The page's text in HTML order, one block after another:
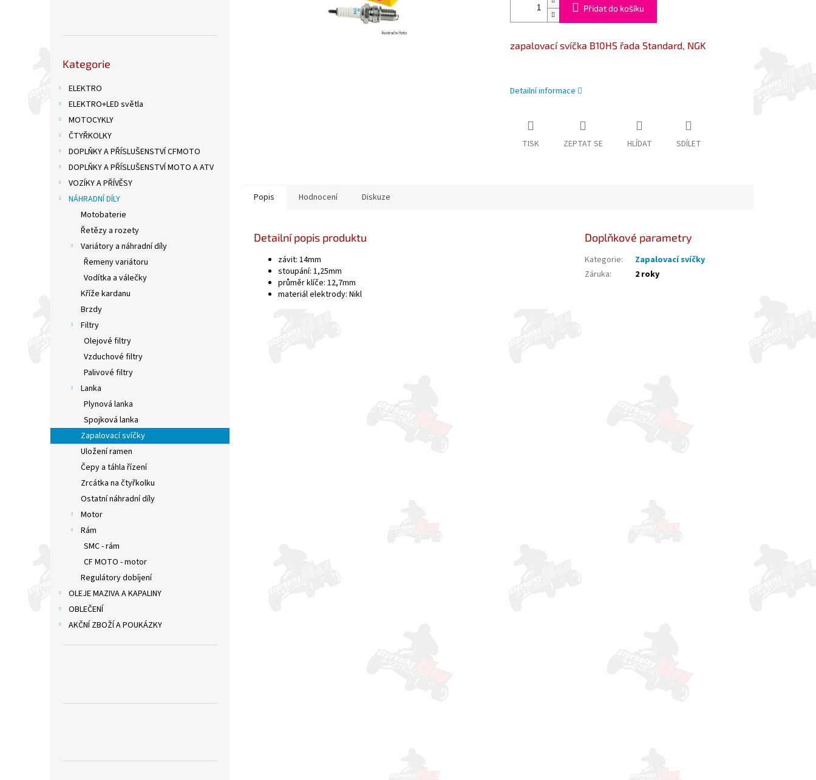
kategorie
Kategorie
ELEKTRO
ELEKTRO+LED světla
MOTOCYKLY
ČTYŘKOLKY
DOPLŇKY A PŘÍSLUŠENSTVÍ CFMOTO
DOPLŇKY A PŘÍSLUŠENSTVÍ MOTO A ATV
VOZÍKY A PŘÍVĚSY
NÁHRADNÍ DÍLY
Motobaterie
Řetězy a rozety
Variátory a náhradní díly
Řemeny variátoru
Vodítka a válečky
Kříže kardanu
Brzdy
Filtry
Olejové filtry
Vzduchové filtry
Palivové filtry
Lanka
Plynová lanka
Spojková lanka
Zapalovací svíčky
Uložení ramen
Čepy a táhla řízení
Zrcátka na čtyřkolku
Ostatní náhradní díly
Motor
Rám
SMC - rám
CF MOTO - motor
Regulátory dobíjení
OLEJE MAZIVA A KAPALINY
OBLEČENÍ
AKČNÍ ZBOŽÍ A POUKÁZKY
Přidat do košíku
zapalovací svíčka B10HS řada Standard, NGK
Detailní informace
TISK ZEPTAT SE HLÍDAT SDÍLET
Popis Hodnocení Diskuze
Detailní popis produktu
závit: 14mm
stoupání: 1,25mm
průměr klíče: 12,7mm
materiál elektrody: Nikl
Doplňkové parametry
Kategorie:
Zapalovací svíčky
Záruka: 2 roky